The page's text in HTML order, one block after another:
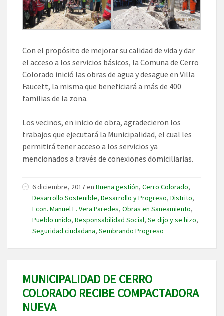
Con el propósito de mejorar su calidad de vida y dar
el acceso a los servicios básicos, la Comuna de Cerro
Colorado inició las obras de agua y desagüe en Villa
Faucett, la misma que beneficiará a más de 400
familias de la zona.
Los vecinos, en inicio de obra, agradecieron los
trabajos que ejecutará la Municipalidad, el cual les
permitirá tener acceso a los servicios ya
mencionados a través de conexiones domiciliarias.
6 diciembre, 2017en Buena gestión, Cerro Colorado,
Desarrollo Sostenible, Desarrollo y Progreso, Distrito,
Econ. Manuel E. Vera Paredes, Obras en Saneamiento,
Pueblo unido, Responsabilidad Social, Se dijo y se hizo,
Seguridad ciudadana, Sembrando Progreso
MUNICIPALIDAD DE CERRO
COLORADO RECIBE COMPACTADORA
NUEVA